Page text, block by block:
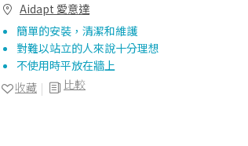
Aidapt 愛意達
簡單的安裝，清潔和維護
對難以站立的人來說十分理想
不使用時平放在牆上
比較
收藏